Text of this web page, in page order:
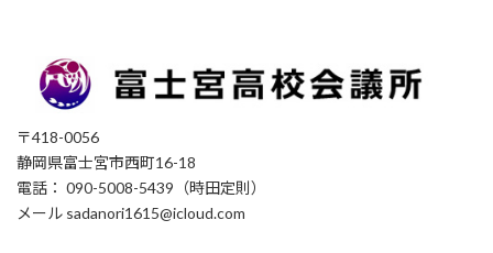
〒418-0056
静岡県富士宮市西町16-18
電話： 090-5008-5439（時田定則）
メール sadanori1615@icloud.com